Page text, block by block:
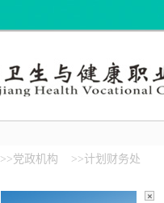
>>党政机构 >>计划财务处